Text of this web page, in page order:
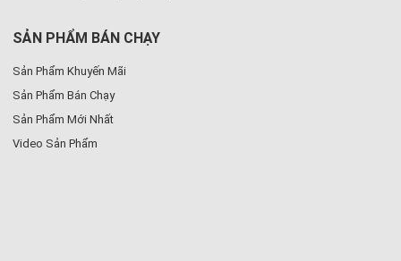
SẢN PHẨM BÁN CHẠY
Sản Phẩm Khuyến Mãi
Sản Phẩm Bán Chạy
Sản Phẩm Mới Nhất
Video Sản Phẩm